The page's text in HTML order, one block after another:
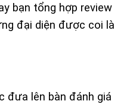
bạn tổng hợp review
đại diện được coi là
đưa lên bàn đánh giá